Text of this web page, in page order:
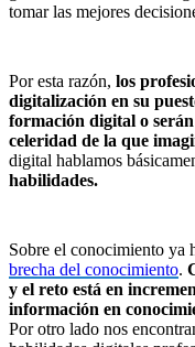
tomar las mejores
Por esta razón, los
digitalización en su
formación digital o
celeridad de la que
digital hablamos
habilidades.
Sobre el conocimiento ya
brecha del conocimiento.
y el reto está en
información en
Por otro lado nos